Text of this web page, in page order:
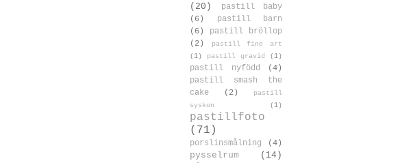
(20)
pastill baby
(6)
pastill barn
(6)
pastill bröllop
(2)
pastill fine art
(1)
pastill gravid (1)
pastill nyfödd
(4)
pastill smash the
cake
(2)
pastill
syskon
(1)
pastillfoto
(71)
porslinsmålning (4)
pysselrum
(14)